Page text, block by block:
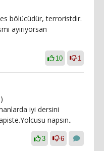
bölücüdür, terroristdir.
ayırıyorsan
10 1
iyi dersini
napsın..
3 6